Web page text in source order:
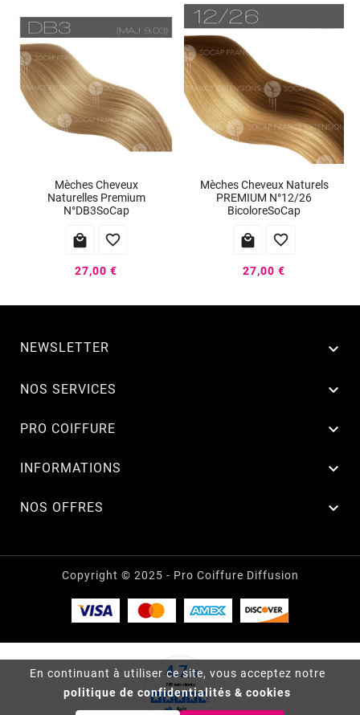
En continuant à utiliser ce site, vous acceptez notre
politique de confidentialités & cookies
Mèches Cheveux
Naturelles Premium
N°DB3SoCap
 
27,00 €
Mèches Cheveux Naturels
PREMIUM N°12/26
BicoloreSoCap
 
27,00 €
NEWSLETTER 
NOS SERVICES 
PRO COIFFURE 
INFORMATIONS 
NOS OFFRES 
Copyright © 2025 - Pro Coiffure Diffusion